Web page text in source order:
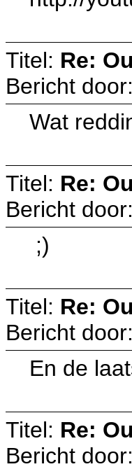
Titel: Re:
Bericht door:
Wat
Titel: Re:
Bericht door:
;)
Titel: Re:
Bericht door:
En de
Titel: Re:
Bericht door: